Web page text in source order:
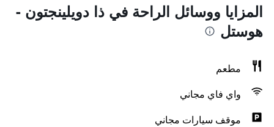
المزايا ووسائل الراحة في ذا دويلينجتون -
هوستل
مطعم
واي فاي مجاني
موقف سيارات مجاني